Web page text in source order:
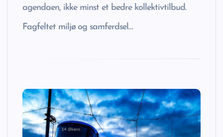
agendaen, ikke minst et bedre kollektivtilbud.
Fagfeltet miljø og samferdsel…